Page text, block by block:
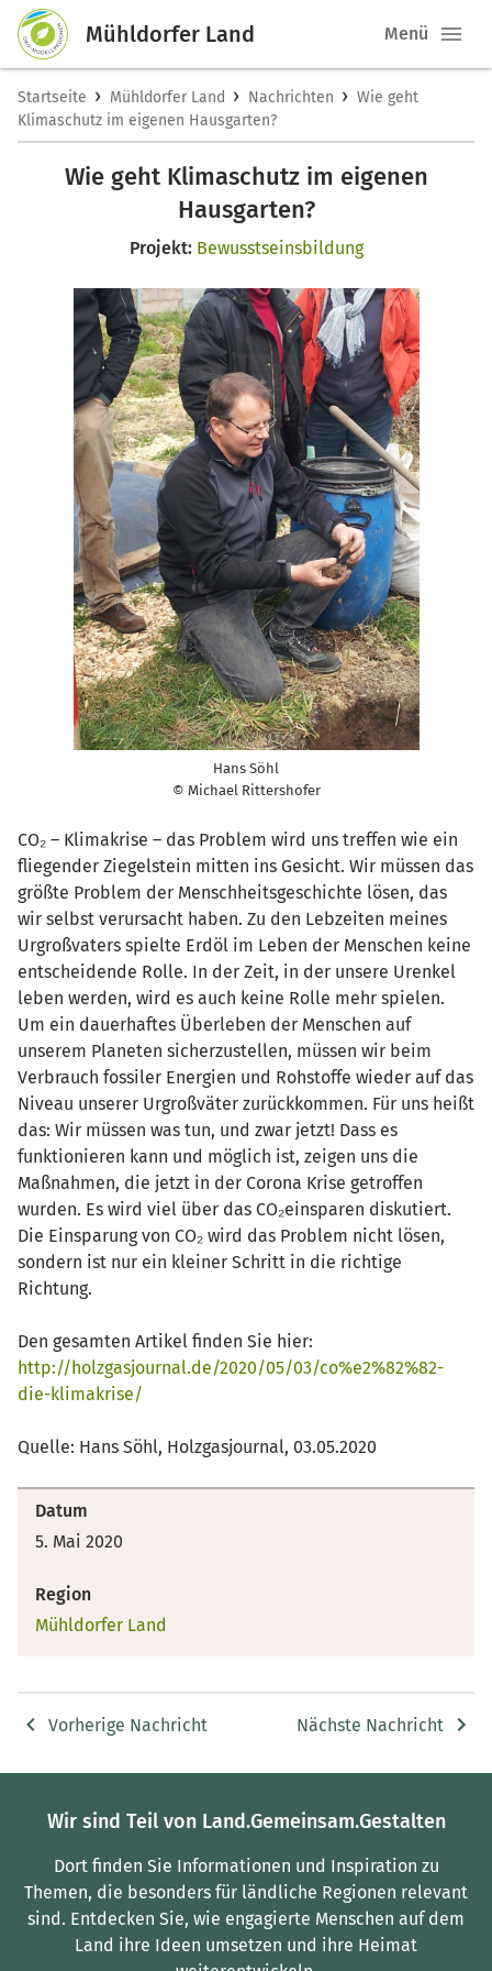
Mühldorfer Land Menü
Startseite › Mühldorfer Land › Nachrichten › Wie geht
Klimaschutz im eigenen Hausgarten?
Wie geht Klimaschutz im eigenen
Hausgarten?
Projekt: Bewusstseinsbildung
Hans Söhl
© Michael Rittershofer
CO₂ – Klimakrise – das Problem wird uns treffen wie ein
fliegender Ziegelstein mitten ins Gesicht. Wir müssen das
größte Problem der Menschheitsgeschichte lösen, das
wir selbst verursacht haben. Zu den Lebzeiten meines
Urgroßvaters spielte Erdöl im Leben der Menschen keine
entscheidende Rolle. In der Zeit, in der unsere Urenkel
leben werden, wird es auch keine Rolle mehr spielen.
Um ein dauerhaftes Überleben der Menschen auf
unserem Planeten sicherzustellen, müssen wir beim
Verbrauch fossiler Energien und Rohstoffe wieder auf das
Niveau unserer Urgroßväter zurückkommen. Für uns heißt
das: Wir müssen was tun, und zwar jetzt! Dass es
funktionieren kann und möglich ist, zeigen uns die
Maßnahmen, die jetzt in der Corona Krise getroffen
wurden. Es wird viel über das CO₂einsparen diskutiert.
Die Einsparung von CO₂ wird das Problem nicht lösen,
sondern ist nur ein kleiner Schritt in die richtige
Richtung.
Den gesamten Artikel finden Sie hier:
http://holzgasjournal.de/2020/05/03/co%e2%82%82-
die-klimakrise/
Quelle: Hans Söhl, Holzgasjournal, 03.05.2020
Datum
5. Mai 2020
Region
Mühldorfer Land
Vorherige Nachricht Nächste Nachricht
Wir sind Teil von Land.Gemeinsam.Gestalten
Dort finden Sie Informationen und Inspiration zu
Themen, die besonders für ländliche Regionen relevant
sind. Entdecken Sie, wie engagierte Menschen auf dem
Land ihre Ideen umsetzen und ihre Heimat